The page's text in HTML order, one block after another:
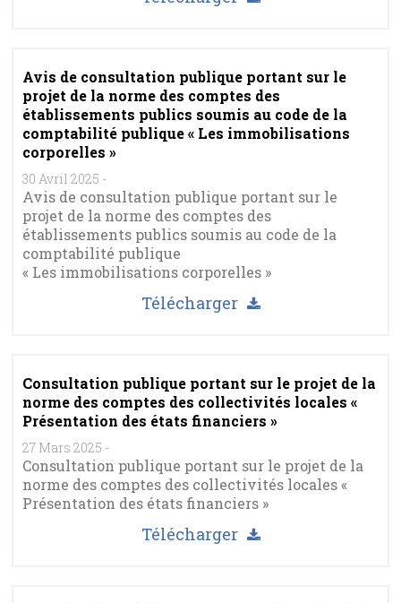
Avis de consultation publique portant sur le
projet de la norme des comptes des
établissements publics soumis au code de la
comptabilité publique « Les immobilisations
corporelles »
30 Avril 2025 -
Avis de consultation publique portant sur le
projet de la norme des comptes des
établissements publics soumis au code de la
comptabilité publique
« Les immobilisations corporelles »
Télécharger
Consultation publique portant sur le projet de la
norme des comptes des collectivités locales «
Présentation des états financiers »
27 Mars 2025 -
Consultation publique portant sur le projet de la
norme des comptes des collectivités locales «
Présentation des états financiers »
Télécharger